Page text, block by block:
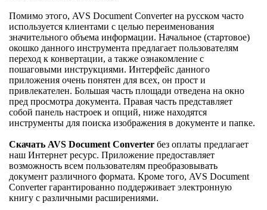
Помимо этого, AVS Document Converter на русском часто
используется клиентами с целью переименования
значительного объема информации. Начальное (стартовое)
окошко данного инструмента предлагает пользователям
переход к конвертации, а также ознакомление с
пошаговыми инструкциями. Интерфейс данного
приложения очень понятен для всех, он прост и
привлекателен. Большая часть площади отведена на окно
пред просмотра документа. Правая часть представляет
собой панель настроек и опций, ниже находятся
инструменты для поиска изображения в документе и папке.
Скачать AVS Document Converter без оплаты предлагает
наш Интернет ресурс. Приложение предоставляет
возможность всем пользователям преобразовывать
документ различного формата. Кроме того, AVS Document
Converter гарантированно поддерживает электронную
книгу с различными расширениями.